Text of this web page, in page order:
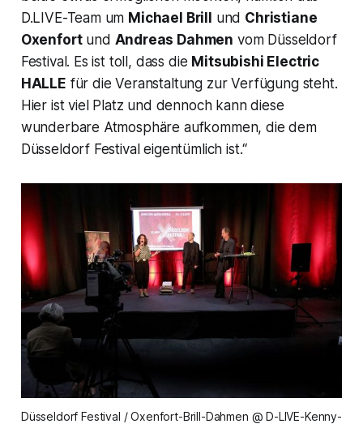
D.LIVE-Team um Michael Brill und Christiane
Oxenfortund Andreas Dahmen vom Düsseldorf
Festival. Es ist toll, dass die Mitsubishi Electric
HALLE für die Veranstaltung zur Verfügung steht.
Hier ist viel Platz und dennoch kann diese
wunderbare Atmosphäre aufkommen, die dem
Düsseldorf Festival eigentümlich ist.“
Düsseldorf Festival / Oxenfort-Brill-Dahmen @ D-LIVE-Kenny-